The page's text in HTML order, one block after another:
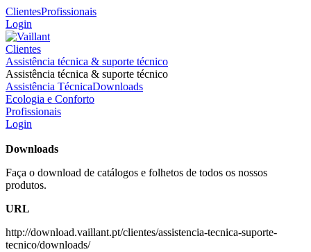
ClientesProfissionais
Login
Clientes
Assistência técnica & suporte técnico
Assistência técnica & suporte técnico
Assistência TécnicaDownloads
Ecologia e Conforto
Profissionais
Login
Downloads
Faça o download de catálogos e folhetos de todos os nossos
produtos.
URL
http://download.vaillant.pt/clientes/assistencia-tecnica-suporte-
tecnico/downloads/